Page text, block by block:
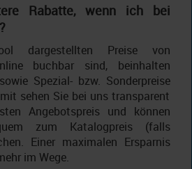
Rabatte, wenn ich bei
dargestellten Preise von
buchbar sind, beinhalten
Spezial- bzw. Sonderpreise
sehen Sie bei uns transparent
Angebotspreis und können
zum Katalogpreis (falls
Einer maximalen Ersparnis
im Wege.